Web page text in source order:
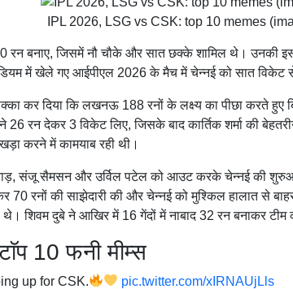
IPL 2026, LSG vs CSK: top 10 memes
90 रन बनाए, जिसमें नौ चौके और सात छक्के शामिल थे। उनकी
में खेले गए आईपीएल 2026के मैच में चेन्नई को सात विकेट से
कर दिया कि लखनऊ 188 रनों के लक्ष्य का पीछा करते
रन देकर 3 विकेट लिए, जिसके बाद कार्तिक शर्मा की
करने में कामयाब रही थी।
संजू सैमसन और उर्विल पटेल को आउट करके चेन्नई की शुरुआत
70 रनों की साझेदारी की और चेन्नई को मुश्किल हालात से
शिवम दुबे ने आखिर में 16 गेंदों में नाबाद 32 रन बनाकर टीम
10 फनी मीम्स
up for CSK. pic.twitter.com/xIRNAUjLls